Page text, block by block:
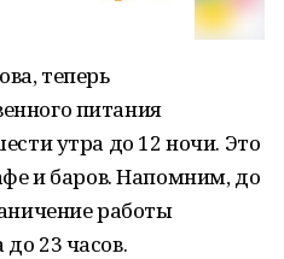
теперь
питания
утра до 12 ночи. Это
и баров. Напомним, до
работы
23 часов.